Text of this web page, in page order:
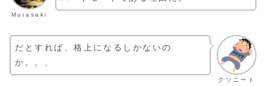
Murasaki
クソニート
だとすれば、格上になるしかないの
か。。、